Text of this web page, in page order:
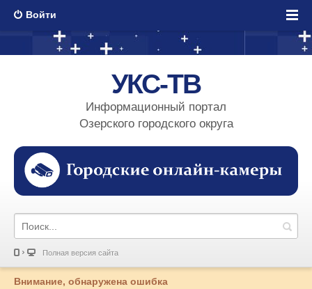
Войти
УКС-ТВ
Информационный портал
Озерского городского округа
Полная версия сайта
Внимание, обнаружена ошибка